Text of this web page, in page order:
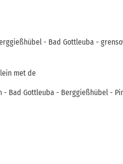
- Bad Gottleuba -
met de
Bad Gottleuba - Berggießhübel -